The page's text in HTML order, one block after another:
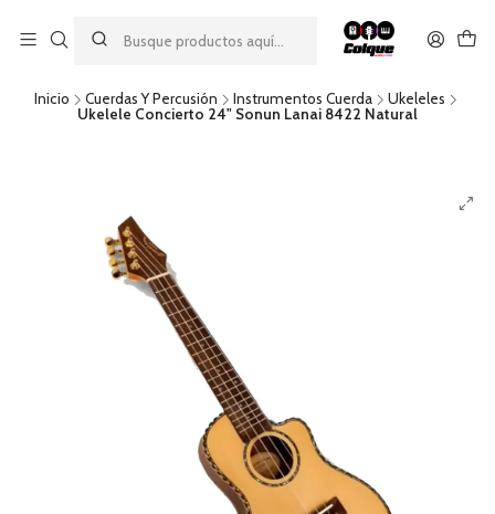
descuento por pago con transferencia bancaria
por una compra mínima de $49.990. Este descuento no es
acumulable a otras promociones ni aplicable a gastos de envío.
Inicio Cuerdas Y Percusión Instrumentos Cuerda
Ukeleles
Ukelele Concierto 24" Sonun Lanai 8422 Natural